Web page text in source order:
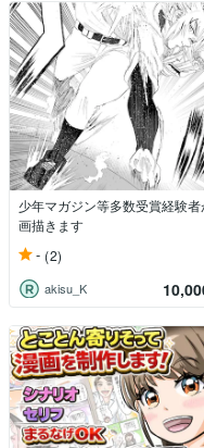
少年マガジン等多数受賞経験者
画描きます
- (2)
akisu_K